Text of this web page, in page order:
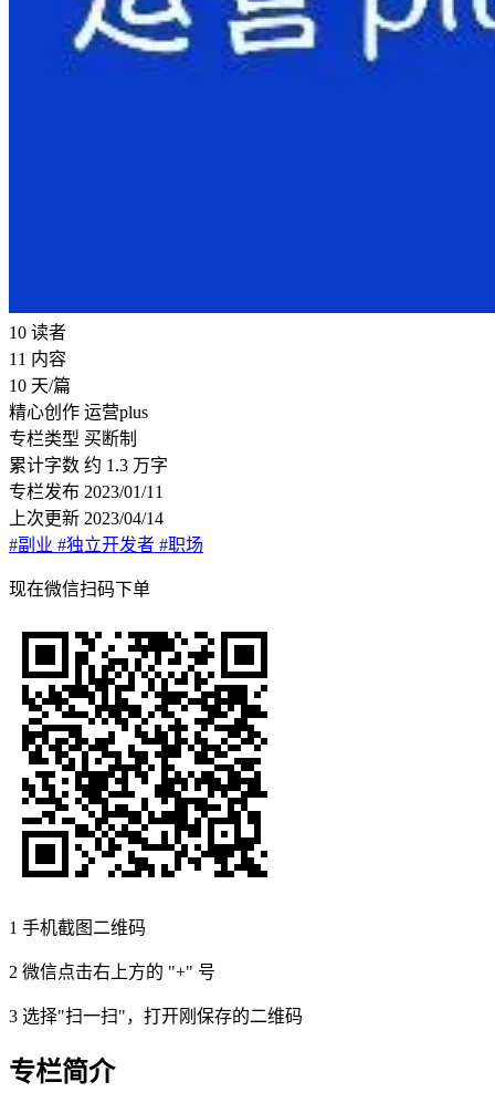
10 读者
11 内容
10 天/篇
精心创作 运营plus
专栏类型 买断制
累计字数 约 1.3 万字
专栏发布 2023/01/11
上次更新 2023/04/14
#副业 #独立开发者 #职场
现在微信扫码下单
1 手机截图二维码
2 微信点击右上方的 "+" 号
3 选择"扫一扫"，打开刚保存的二维码
专栏简介